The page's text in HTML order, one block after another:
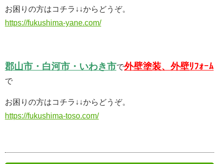
お困りの方はコチラ↓↓からどうぞ。
https://fukushima-yane.com/
郡山市・白河市・いわき市で外壁塗装、外壁ﾘﾌｫｰﾑ
で
お困りの方はコチラ↓↓からどうぞ。
https://fukushima-toso.com/